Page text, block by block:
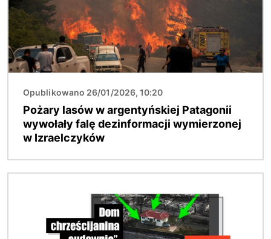
Opublikowano 26/01/2026, 10:20
Pożary lasów w argentyńskiej Patagonii
wywołały falę dezinformacji wymierzonej
w Izraelczyków